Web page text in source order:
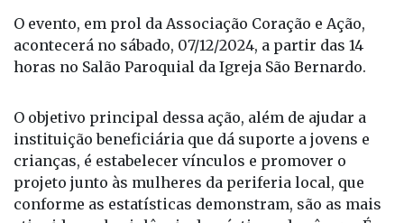
O evento, em prol da Associação Coração e Ação,
acontecerá no sábado, 07/12/2024, a partir das 14
horas no Salão Paroquial da Igreja São Bernardo.
O objetivo principal dessa ação, além de ajudar a
instituição beneficiária que dá suporte a jovens e
crianças, é estabelecer vínculos e promover o
projeto junto às mulheres da periferia local, que
conforme as estatísticas demonstram, são as mais